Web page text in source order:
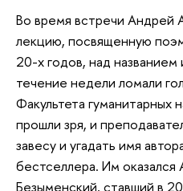
Во время встречи Андрей
лекцию, посвященную
20-х годов, над
течение недели ломали
Факультета гуманитарных
прошли зря, и
завесу и угадать имя
бестселлера. Им оказался
Безыменский, ставший в